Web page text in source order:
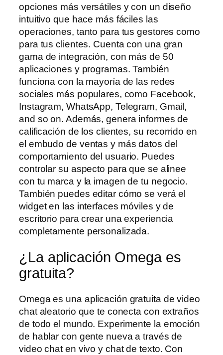
opciones más versátiles y con un diseño
intuitivo que hace más fáciles las
operaciones, tanto para tus gestores como
para tus clientes. Cuenta con una gran
gama de integración, con más de 50
aplicaciones y programas. También
funciona con la mayoría de las redes
sociales más populares, como Facebook,
Instagram, WhatsApp, Telegram, Gmail,
and so on. Además, genera informes de
calificación de los clientes, su recorrido en
el embudo de ventas y más datos del
comportamiento del usuario. Puedes
controlar su aspecto para que se alinee
con tu marca y la imagen de tu negocio.
También puedes editar cómo se verá el
widget en las interfaces móviles y de
escritorio para crear una experiencia
completamente personalizada.
¿La aplicación Omega es
gratuita?
Omega es una aplicación gratuita de video
chat aleatorio que te conecta con extraños
de todo el mundo. Experimente la emoción
de hablar con gente nueva a través de
video chat en vivo y chat de texto. Con